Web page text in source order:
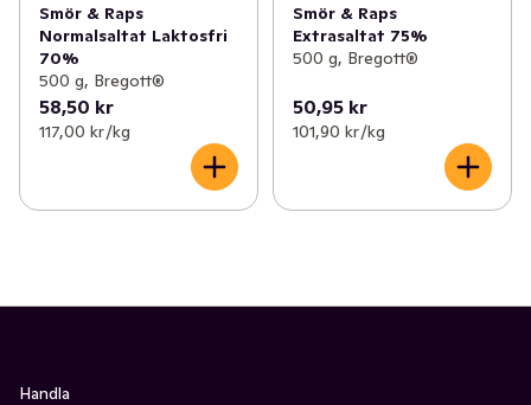
Smör & Raps
Normalsaltat Laktosfri
70%
500 g, Bregott®
58,50 kr
117,00 kr /kg
Smör & Raps
Extrasaltat 75%
500 g, Bregott®
50,95 kr
101,90 kr /kg
Handla